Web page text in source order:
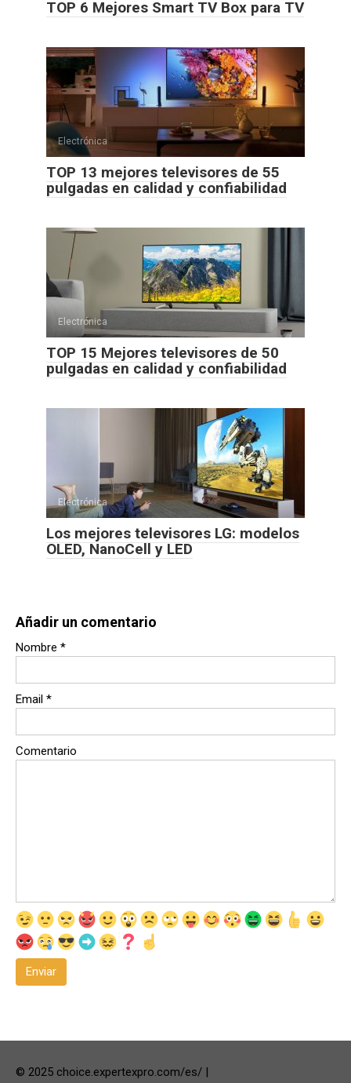
TOP 6 Mejores Smart TV Box para TV
Electrónica
TOP 13 mejores televisores de 55
pulgadas en calidad y confiabilidad
Electrónica
TOP 15 Mejores televisores de 50
pulgadas en calidad y confiabilidad
Electrónica
Los mejores televisores LG: modelos
OLED, NanoCell y LED
Añadir un comentario
Nombre *
Email *
Comentario
© 2025 choice.expertexpro.com/es/ |